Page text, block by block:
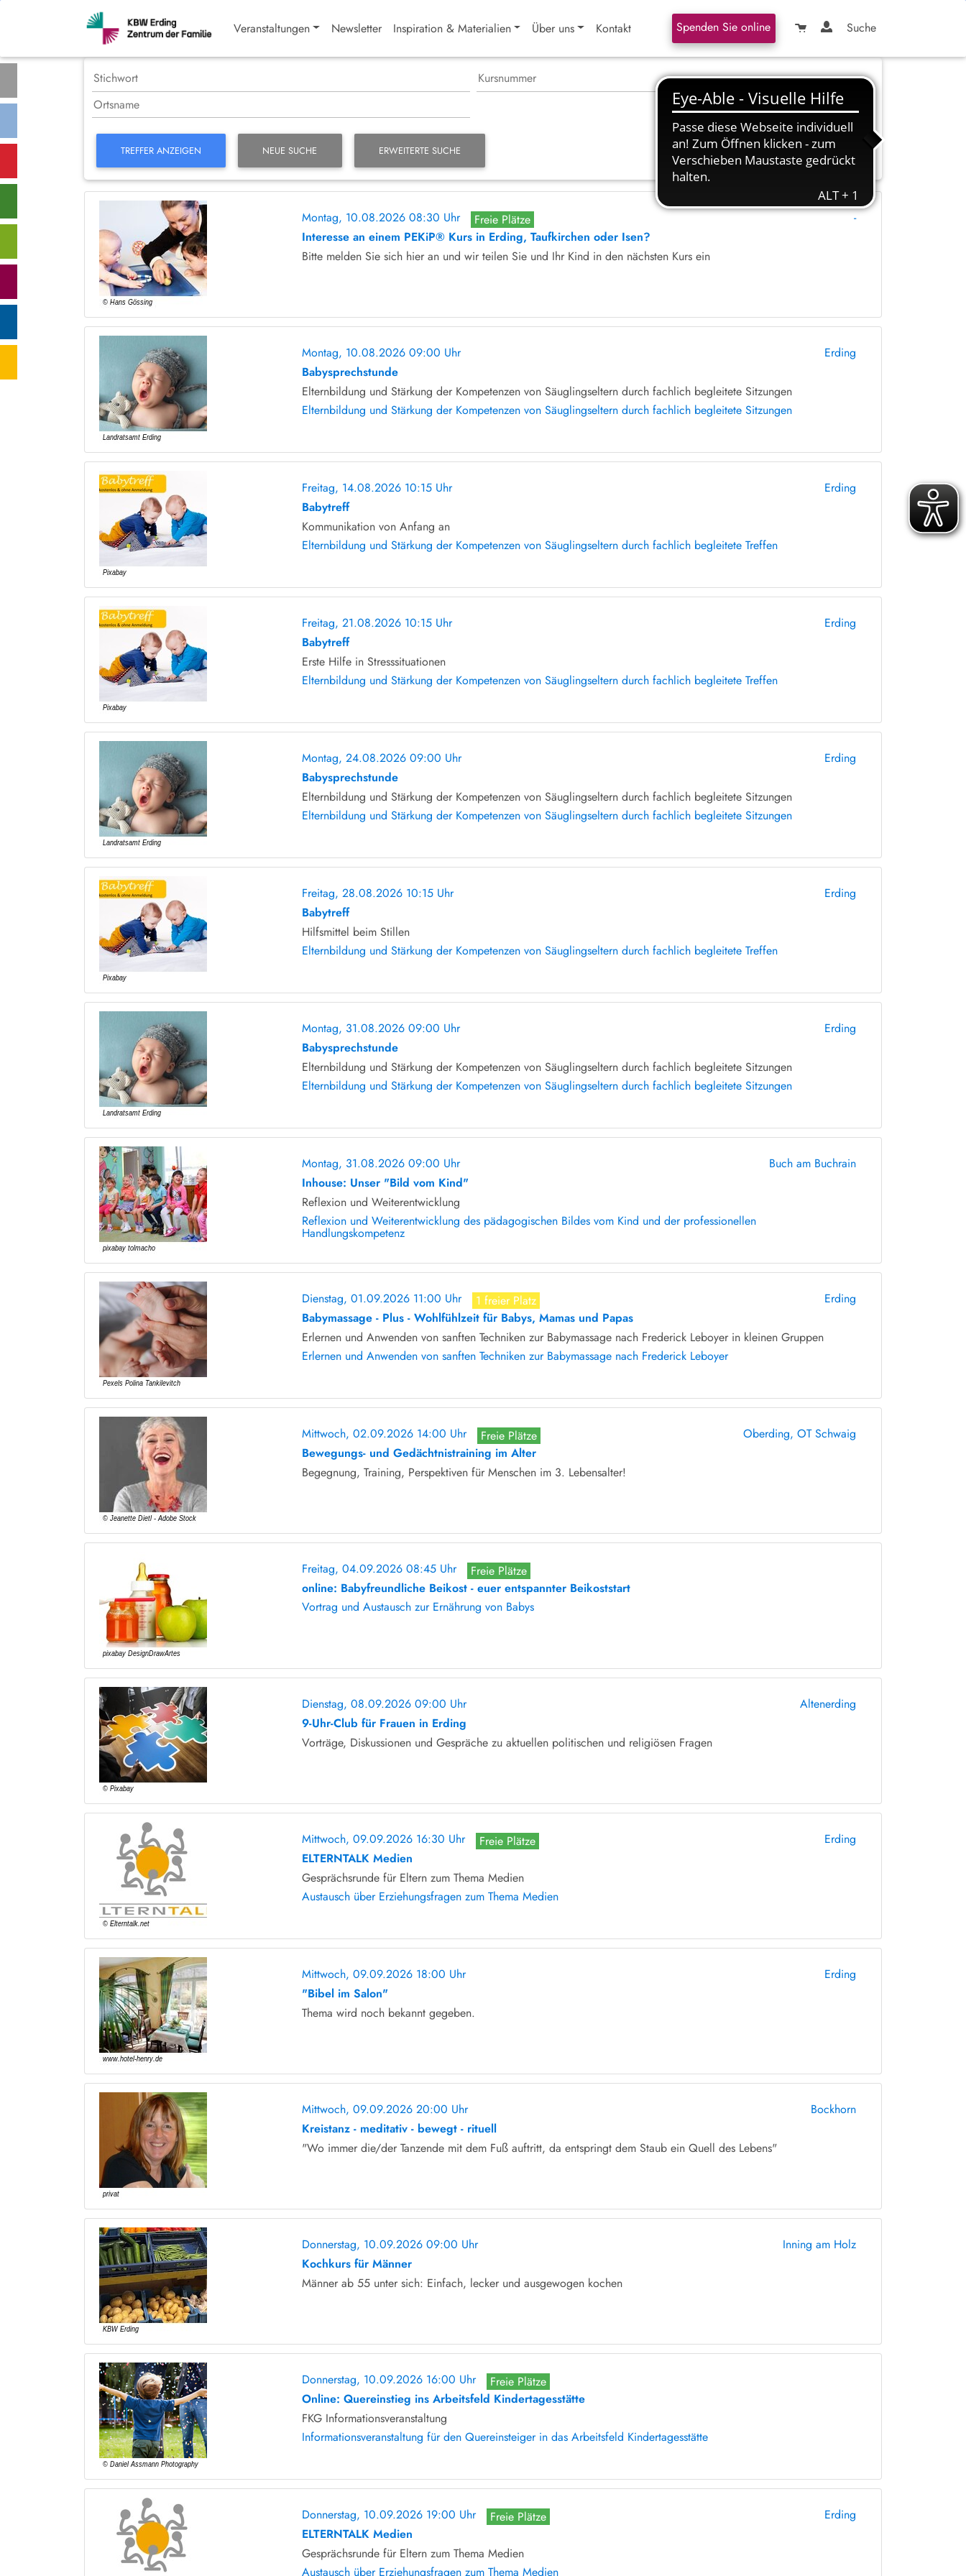
Veranstaltungen Newsletter Inspiration & Materialien Über uns Kontakt Spenden Sie online Suche
TREFFER ANZEIGEN NEUE SUCHE ERWEITERTE SUCHE
Montag, 10.08.2026 08:30 Uhr Freie Plätze
-
Interesse an einem PEKiP® Kurs in Erding, Taufkirchen oder Isen?
Bitte melden Sie sich hier an und wir teilen Sie und Ihr Kind in den nächsten Kurs ein
Montag, 10.08.2026 09:00 Uhr
Erding
Babysprechstunde
Elternbildung und Stärkung der Kompetenzen von Säuglingseltern durch fachlich begleitete Sitzungen
Elternbildung und Stärkung der Kompetenzen von Säuglingseltern durch fachlich begleitete Sitzungen
Freitag, 14.08.2026 10:15 Uhr
Erding
Babytreff
Kommunikation von Anfang an
Elternbildung und Stärkung der Kompetenzen von Säuglingseltern durch fachlich begleitete Treffen
Freitag, 21.08.2026 10:15 Uhr
Erding
Babytreff
Erste Hilfe in Stresssituationen
Elternbildung und Stärkung der Kompetenzen von Säuglingseltern durch fachlich begleitete Treffen
Montag, 24.08.2026 09:00 Uhr
Erding
Babysprechstunde
Elternbildung und Stärkung der Kompetenzen von Säuglingseltern durch fachlich begleitete Sitzungen
Elternbildung und Stärkung der Kompetenzen von Säuglingseltern durch fachlich begleitete Sitzungen
Freitag, 28.08.2026 10:15 Uhr
Erding
Babytreff
Hilfsmittel beim Stillen
Elternbildung und Stärkung der Kompetenzen von Säuglingseltern durch fachlich begleitete Treffen
Montag, 31.08.2026 09:00 Uhr
Erding
Babysprechstunde
Elternbildung und Stärkung der Kompetenzen von Säuglingseltern durch fachlich begleitete Sitzungen
Elternbildung und Stärkung der Kompetenzen von Säuglingseltern durch fachlich begleitete Sitzungen
Montag, 31.08.2026 09:00 Uhr
Buch am Buchrain
Inhouse: Unser "Bild vom Kind"
Reflexion und Weiterentwicklung
Reflexion und Weiterentwicklung des pädagogischen Bildes vom Kind und der professionellen
Handlungskompetenz
Dienstag, 01.09.2026 11:00 Uhr 1 freier Platz
Erding
Babymassage - Plus - Wohlfühlzeit für Babys, Mamas und Papas
Erlernen und Anwenden von sanften Techniken zur Babymassage nach Frederick Leboyer in kleinen Gruppen
Erlernen und Anwenden von sanften Techniken zur Babymassage nach Frederick Leboyer
Mittwoch, 02.09.2026 14:00 Uhr Freie Plätze
Oberding, OT Schwaig
Bewegungs- und Gedächtnistraining im Alter
Begegnung, Training, Perspektiven für Menschen im 3. Lebensalter!
Freitag, 04.09.2026 08:45 Uhr
Freie Plätze
online: Babyfreundliche Beikost - euer entspannter Beikoststart
Vortrag und Austausch zur Ernährung von Babys
Dienstag, 08.09.2026 09:00 Uhr
Altenerding
9-Uhr-Club für Frauen in Erding
Vorträge, Diskussionen und Gespräche zu aktuellen politischen und religiösen Fragen
Mittwoch, 09.09.2026 16:30 Uhr Freie Plätze
Erding
ELTERNTALK Medien
Gesprächsrunde für Eltern zum Thema Medien
Austausch über Erziehungsfragen zum Thema Medien
Mittwoch, 09.09.2026 18:00 Uhr
Erding
"Bibel im Salon"
Thema wird noch bekannt gegeben.
Mittwoch, 09.09.2026 20:00 Uhr
Bockhorn
Kreistanz - meditativ - bewegt - rituell
"Wo immer die/der Tanzende mit dem Fuß auftritt, da entspringt dem Staub ein Quell des Lebens"
Donnerstag, 10.09.2026 09:00 Uhr
Inning am Holz
Kochkurs für Männer
Männer ab 55 unter sich: Einfach, lecker und ausgewogen kochen
Donnerstag, 10.09.2026 16:00 Uhr
Freie Plätze
Online: Quereinstieg ins Arbeitsfeld Kindertagesstätte
FKG Informationsveranstaltung
Informationsveranstaltung für den Quereinsteiger in das Arbeitsfeld Kindertagesstätte
Donnerstag, 10.09.2026 19:00 Uhr Freie Plätze
Erding
ELTERNTALK Medien
Gesprächsrunde für Eltern zum Thema Medien
Austausch über Erziehungsfragen zum Thema Medien